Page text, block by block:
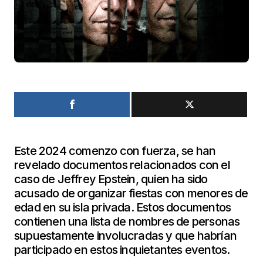
Este 2024 comenzo con fuerza, se han
revelado documentos relacionados con el
caso de Jeffrey Epstein, quien ha sido
acusado de organizar fiestas con menores de
edad en su isla privada. Estos documentos
contienen una lista de nombres de personas
supuestamente involucradas y que habrían
participado en estos inquietantes eventos.